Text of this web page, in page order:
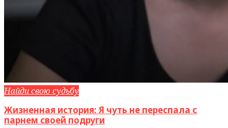
Найди свою судьбу
Жизненная история: Я чуть не переспала с
парнем своей подруги